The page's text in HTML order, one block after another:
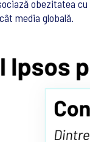
obezitatea
media globală.